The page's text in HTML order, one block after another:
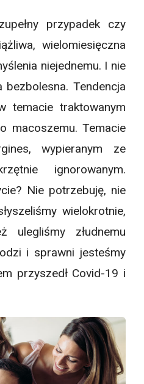
przypadek czy
wielomiesięczna
niejednemu. I nie
bezbolesna. Tendencja
temacie traktowanym
macoszemu. Temacie
wypieranym ze
ignorowanym.
? Nie potrzebuję, nie
wielokrotnie,
złudnemu
i sprawni jesteśmy
przyszedł Covid-19 i